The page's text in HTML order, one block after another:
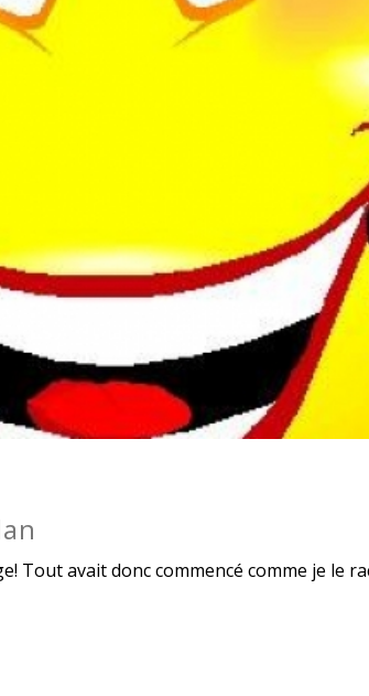
Tout avait donc commencé comme je le